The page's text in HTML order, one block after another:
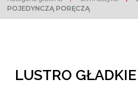
POJEDYNCZĄ PORĘCZĄ
LUSTRO